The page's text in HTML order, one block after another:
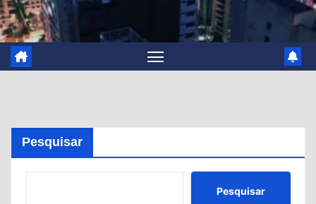
Pesquisar
Pesquisar